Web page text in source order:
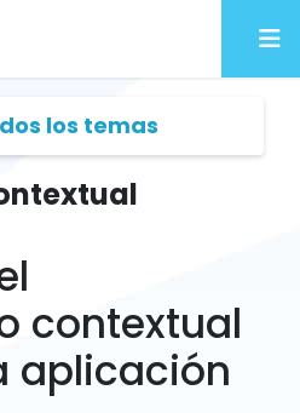
los temas
contextual
aplicación